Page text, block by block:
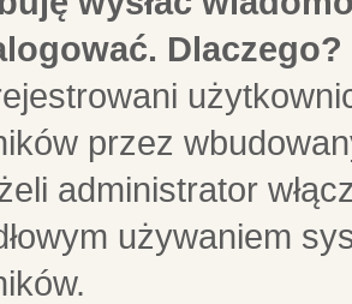
Dlaczego?
przez
administrator
używaniem